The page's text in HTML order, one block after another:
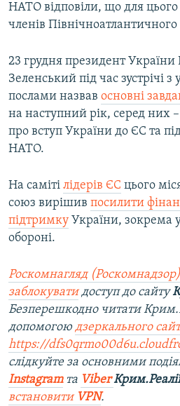
НАТО відповіли, що для цього
членів Північноатлантичного
23 грудня президент
Зеленський під час зустрічі
послами назвав основні
на наступний рік, серед них
про вступ України до ЄС та
НАТО.
На саміті лідерів ЄС цього
союз вирішив посилити
підтримку України, зокрема
обороні.
Роскомнагляд
заблокуватидоступ до сайту
Безперешкодно читати
допомогою дзеркального
https://
слідкуйте за основними
Instagramта ViberКрим.Реалії
встановити VPN.